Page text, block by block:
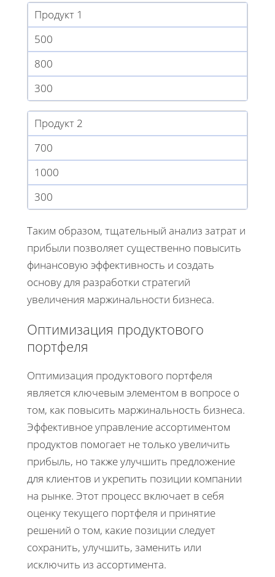
Продукт 1
500
800
300
Продукт 2
700
1000
300
Таким образом, тщательный анализ затрат и
прибыли позволяет существенно повысить
финансовую эффективность и создать
основу для разработки стратегий
увеличения маржинальности бизнеса.
Оптимизация продуктового
портфеля
Оптимизация продуктового портфеля
является ключевым элементом в вопросе о
том, как повысить маржинальность бизнеса.
Эффективное управление ассортиментом
продуктов помогает не только увеличить
прибыль, но также улучшить предложение
для клиентов и укрепить позиции компании
на рынке. Этот процесс включает в себя
оценку текущего портфеля и принятие
решений о том, какие позиции следует
сохранить, улучшить, заменить или
исключить из ассортимента.